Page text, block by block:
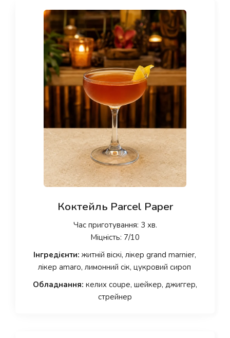
Коктейль Parcel Paper
Час приготування: 3 хв.
Міцність: 7/10
Інгредієнти: житній віскі, лікер grand marnier,
лікер amaro, лимонний сік, цукровий сироп
Обладнання: келих coupe, шейкер, джиггер,
стрейнер